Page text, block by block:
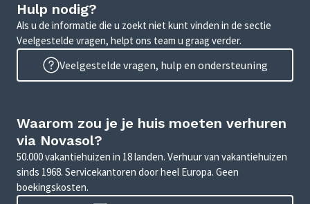
Hulp nodig?
Als u de informatie die u zoekt niet kunt vinden in de sectie
Veelgestelde vragen, helpt ons team u graag verder.
Veelgestelde vragen, hulp en ondersteuning
Waarom zou je je huis moeten verhuren
via Novasol?
50.000 vakantiehuizen in 18 landen. Verhuur van vakantiehuizen
sinds 1968. Servicekantoren door heel Europa. Geen
boekingskosten.